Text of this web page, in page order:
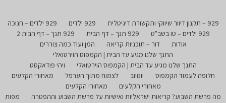
929 – תקנון דיוור שיווקי ותקשורת דיגיטלית 929 ילדים
929 ילדים – חנוכה
929 ילדים – טו בשב"ט
929 תנך – דף הבית
929 תנך – דף הבית 2
אודות
דור – תוכניות קריאה
המן ועוד כמה צוררים
התנך שלנו מגיע עד הבית | הקמפוס הוירטואלי
התנך שלנו מגיע עד הבית | הקמפוס הוירטואלי
ויהי פודאקסט
חלופה לעמוד הקמפוס
יוטיוב לצמוח מתוך הערפל
מאחורי הקלעים
מאחורי הקלעים
מאחורי הקלעים
מה פרשת השבוע? קריאות ישראליות ואישיות על פרשת השבוע וההפטרה
מפות